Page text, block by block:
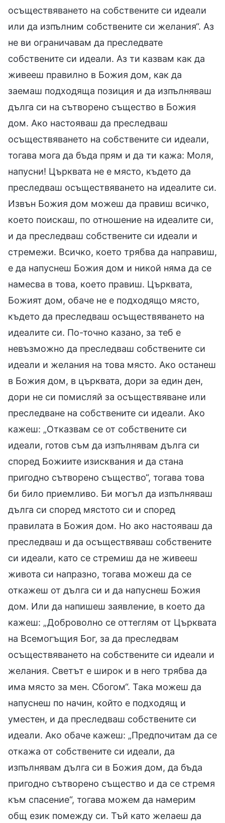
осъществяването на собствените си идеали
или да изпълним собствените си желания“. Аз
не ви ограничавам да преследвате
собствените си идеали. Аз ти казвам как да
живееш правилно в Божия дом, как да
заемаш подходяща позиция и да изпълняваш
дълга си на сътворено същество в Божия
дом. Ако настояваш да преследваш
осъществяването на собствените си идеали,
тогава мога да бъда прям и да ти кажа: Моля,
напусни! Църквата не е място, където да
преследваш осъществяването на идеалите си.
Извън Божия дом можеш да правиш всичко,
което поискаш, по отношение на идеалите си,
и да преследваш собствените си идеали и
стремежи. Всичко, което трябва да направиш,
е да напуснеш Божия дом и никой няма да се
намесва в това, което правиш. Църквата,
Божият дом, обаче не е подходящо място,
където да преследваш осъществяването на
идеалите си. По-точно казано, за теб е
невъзможно да преследваш собствените си
идеали и желания на това място. Ако останеш
в Божия дом, в църквата, дори за един ден,
дори не си помисляй за осъществяване или
преследване на собствените си идеали. Ако
кажеш: „Отказвам се от собствените си
идеали, готов съм да изпълнявам дълга си
според Божиите изисквания и да стана
пригодно сътворено същество“, тогава това
би било приемливо. Би могъл да изпълняваш
дълга си според мястото си и според
правилата в Божия дом. Но ако настояваш да
преследваш и да осъществяваш собствените
си идеали, като се стремиш да не живееш
живота си напразно, тогава можеш да се
откажеш от дълга си и да напуснеш Божия
дом. Или да напишеш заявление, в което да
кажеш: „Доброволно се оттеглям от Църквата
на Всемогъщия Бог, за да преследвам
осъществяването на собствените си идеали и
желания. Светът е широк и в него трябва да
има място за мен. Сбогом“. Така можеш да
напуснеш по начин, който е подходящ и
уместен, и да преследваш собствените си
идеали. Ако обаче кажеш: „Предпочитам да се
откажа от собствените си идеали, да
изпълнявам дълга си в Божия дом, да бъда
пригодно сътворено същество и да се стремя
към спасение“, тогава можем да намерим
общ език помежду си. Тъй като желаеш да